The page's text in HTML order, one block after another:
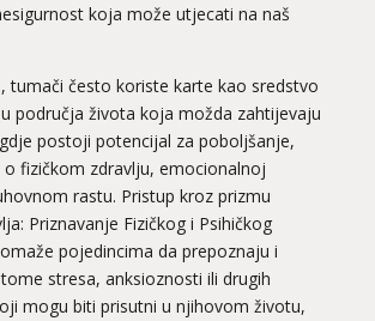
koja može utjecati na naš
tumači često koriste karte kao sredstvo
područja života koja možda zahtijevaju
postoji potencijal za poboljšanje,
o fizičkom zdravlju, emocionalnoj
rastu. Pristup kroz prizmu
Priznavanje Fizičkog i Psihičkog
pojedincima da prepoznaju i
stresa, anksioznosti ili drugih
mogu biti prisutni u njihovom životu,